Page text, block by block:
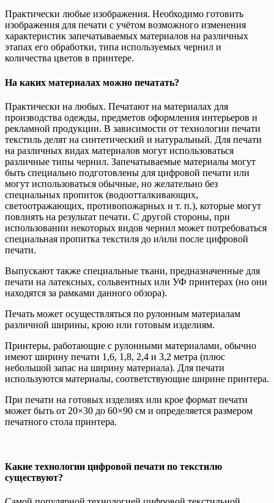
Практически любые изображения. Необходимо готовить
изображения для печати с учётом возможного изменения
характеристик запечатываемых материалов на различных
этапах его обработки, типа используемых чернил и
количества цветов в принтере.
На каких материалах можно печатать?
Практически на любых. Печатают на материалах для
производства одежды, предметов оформления интерьеров и
рекламной продукции. В зависимости от технологии печати
текстиль делят на синтетический и натуральный. Для печати
на различных видах материалов могут использоваться
различные типы чернил. Запечатываемые материалы могут
быть специально подготовлены для цифровой печати или
могут использоваться обычные, но желательно без
специальных пропиток (водоотталкивающих,
светоотражающих, противопожарных и т. п.), которые могут
повлиять на результат печати. С другой стороны, при
использовании некоторых видов чернил может потребоваться
специальная пропитка текстиля до и/или после цифровой
печати.
Выпускают также специальные ткани, предназначенные для
печати на латексных, сольвентных или УФ принтерах (но они
находятся за рамками данного обзора).
Печать может осуществляться по рулонным материалам
различной ширины, крою или готовым изделиям.
Принтеры, работающие с рулонными материалами, обычно
имеют ширину печати 1,6, 1,8, 2,4 и 3,2 метра (плюс
небольшой запас на ширину материала). Для печати
используются материалы, соответствующие ширине принтера.
При печати на готовых изделиях или крое формат печати
может быть от 20×30 до 60×90 см и определяется размером
печатного стола принтера.
Какие технологии цифровой печати по текстилю
существуют?